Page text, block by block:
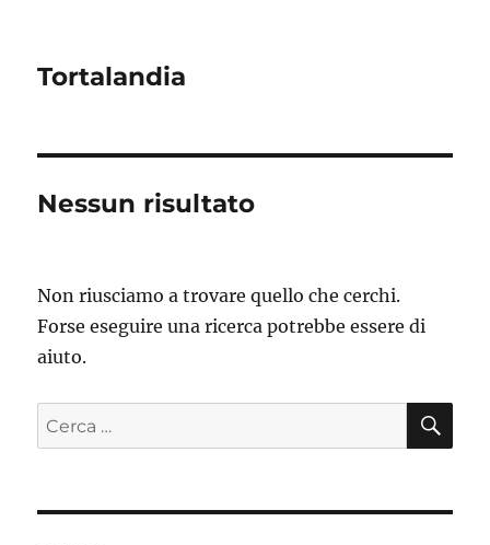
Tortalandia
Nessun risultato
Non riusciamo a trovare quello che cerchi.
Forse eseguire una ricerca potrebbe essere di
aiuto.
Cerca: